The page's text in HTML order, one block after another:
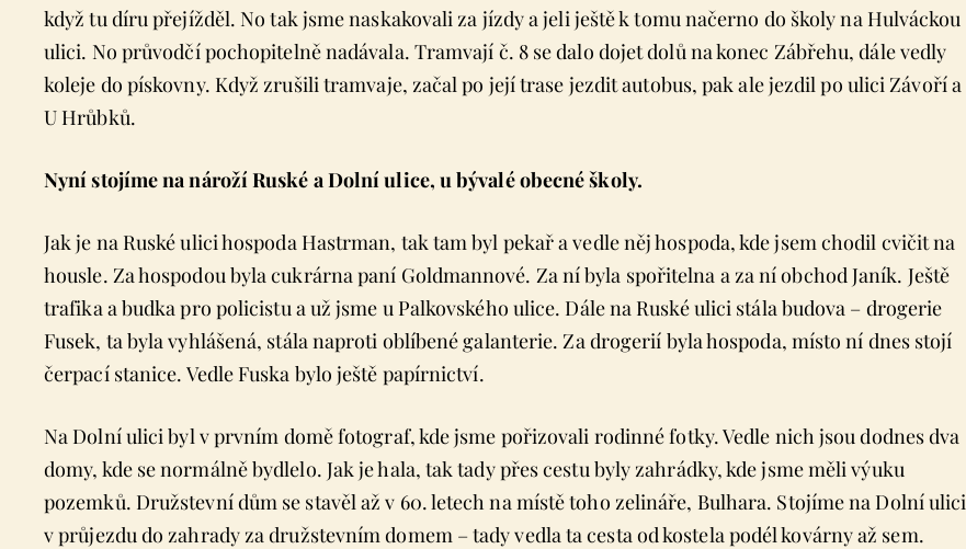
když tu díru přejížděl. No tak jsme naskakovali za jízdy a jeli ještě k tomu načerno do školy na Hulváckou
ulici. No průvodčí pochopitelně nadávala. Tramvají č. 8 se dalo dojet dolů na konec Zábřehu, dále vedly
koleje do pískovny. Když zrušili tramvaje, začal po její trase jezdit autobus, pak ale jezdil po ulici Závoří a
U Hrůbků.
Nyní stojíme na nároží Ruské a Dolní ulice, u bývalé obecné školy.
Jak je na Ruské ulici hospoda Hastrman, tak tam byl pekař a vedle něj hospoda, kde jsem chodil cvičit na
housle. Za hospodou byla cukrárna paní Goldmannové. Za ní byla spořitelna a za ní obchod Janík. Ještě
trafika a budka pro policistu a už jsme u Palkovského ulice. Dále na Ruské ulici stála budova – drogerie
Fusek, ta byla vyhlášená, stála naproti oblíbené galanterie. Za drogerií byla hospoda, místo ní dnes stojí
čerpací stanice. Vedle Fuska bylo ještě papírnictví.
Na Dolní ulici byl v prvním domě fotograf, kde jsme pořizovali rodinné fotky. Vedle nich jsou dodnes dva
domy, kde se normálně bydlelo. Jak je hala, tak tady přes cestu byly zahrádky, kde jsme měli výuku
pozemků. Družstevní dům se stavěl až v 60. letech na místě toho zelináře, Bulhara. Stojíme na Dolní ulici
v průjezdu do zahrady za družstevním domem – tady vedla ta cesta od kostela podél kovárny až sem.